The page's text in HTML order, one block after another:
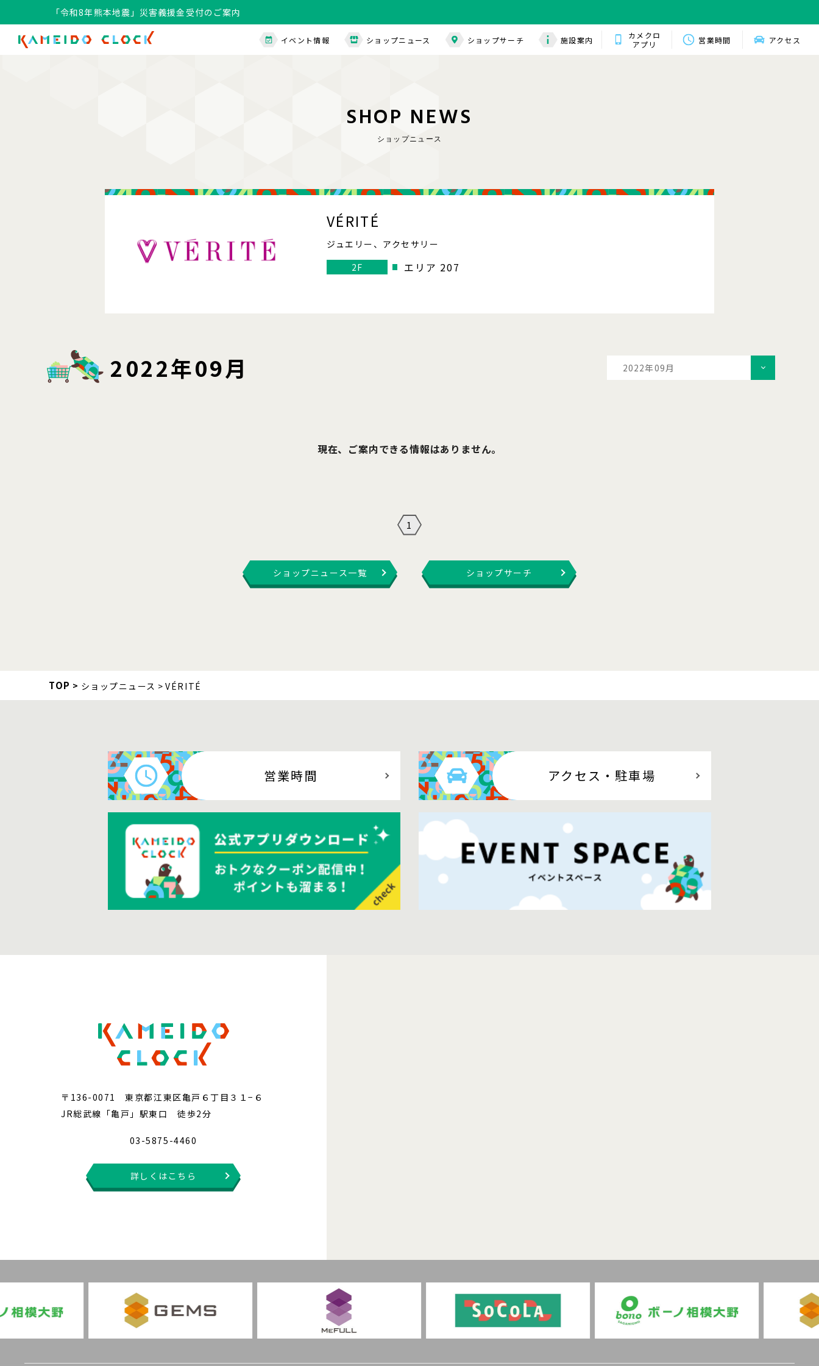
「令和8年熊本地震」災害義援金受付のご案内
イベント情報 ショップニュース ショップサーチ 施設案内
カメクロ
アプリ
営業時間 アクセス
SHOP NEWS
ショップニュース
VÉRITÉ
ジュエリー、アクセサリー
2F
エリア 207
2022年09月
2022年09月
現在、ご案内できる情報はありません。
1
ショップニュース一覧 ショップサーチ
TOP ショップニュース VÉRITÉ
営業時間 アクセス ・駐車場
〒136-0071 東京都江東区亀戸６丁目３１−６
JR総武線「亀戸」駅東口 徒歩2分
03-5875-4460
詳しくはこちら